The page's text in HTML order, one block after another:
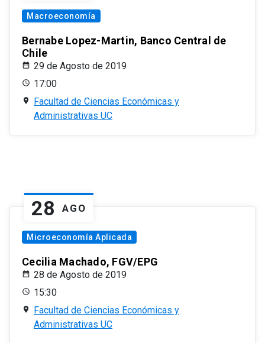
Macroeconomía
Bernabe Lopez-Martin, Banco Central de
Chile
29 de Agosto de 2019
17:00
Facultad de Ciencias Económicas y
Administrativas UC
28 AGO
Microeconomía Aplicada
Cecilia Machado, FGV/EPG
28 de Agosto de 2019
15:30
Facultad de Ciencias Económicas y
Administrativas UC